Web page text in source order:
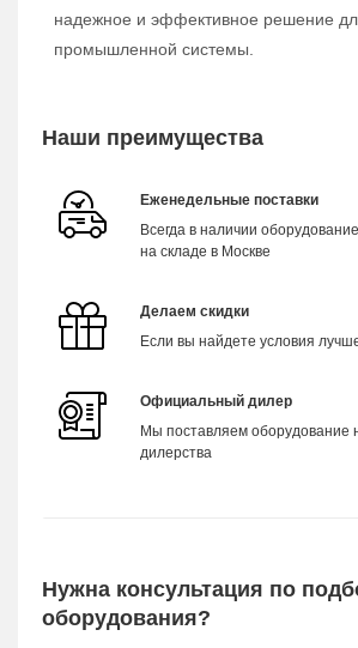
надежное и эффективное решение
промышленной системы.
Наши преимущества
Еженедельные поставки
Всегда в наличии оборудование
на складе в Москве
Делаем скидки
Если вы найдете условия
Официальный дилер
Мы поставляем оборудование
дилерства
Нужна консультация по
оборудования?